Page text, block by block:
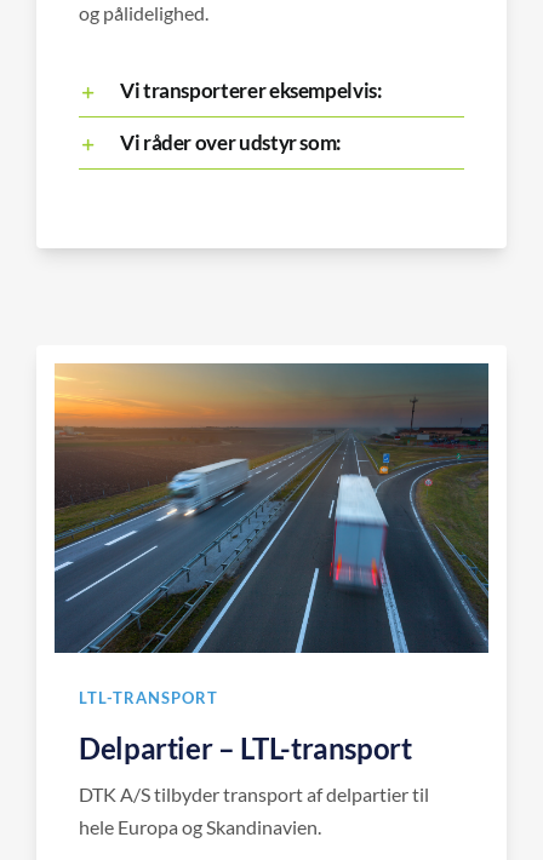
og pålidelighed.
Vi transporterer eksempelvis:
Vi råder over udstyr som:
LTL-TRANSPORT
Delpartier – LTL-transport
DTK A/S tilbyder transport af delpartier til
hele Europa og Skandinavien.